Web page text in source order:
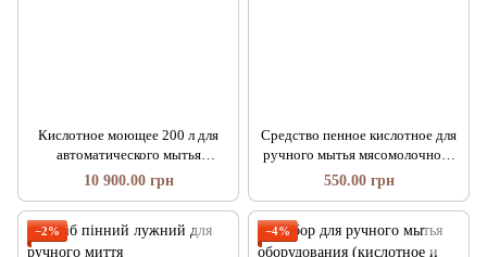
Кислотное моющее 200 л для
автоматического мытья
доильного оборудования
10 900.00 грн
Средство пенное кислотное для
ручного мытья мясомолочного
оборудования - 5 л
550.00 грн
−2% −4%